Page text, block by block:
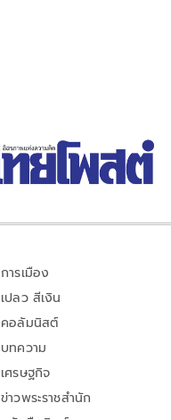
การเมือง
เปลว สีเงิน
คอลัมนิสต์
บทความ
เศรษฐกิจ
ข่าวพระราชสำนัก